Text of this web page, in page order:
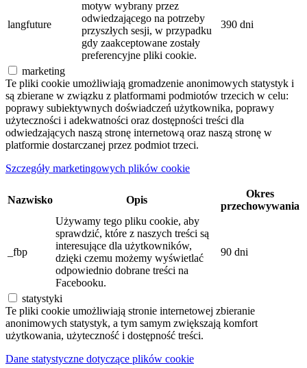
langfuture
motyw wybrany przez
odwiedzającego na potrzeby
przyszłych sesji, w przypadku
gdy zaakceptowane zostały
preferencyjne pliki cookie.
390 dni
marketing
Te pliki cookie umożliwiają gromadzenie anonimowych statystyk i
są zbierane w związku z platformami podmiotów trzecich w celu:
poprawy subiektywnych doświadczeń użytkownika, poprawy
użyteczności i adekwatności oraz dostępności treści dla
odwiedzających naszą stronę internetową oraz naszą stronę w
platformie dostarczanej przez podmiot trzeci.
Szczegóły marketingowych plików cookie
Nazwisko Opis
Okres
przechowywania
_fbp
Używamy tego pliku cookie, aby
sprawdzić, które z naszych treści są
interesujące dla użytkowników,
dzięki czemu możemy wyświetlać
odpowiednio dobrane treści na
Facebooku.
90 dni
statystyki
Te pliki cookie umożliwiają stronie internetowej zbieranie
anonimowych statystyk, a tym samym zwiększają komfort
użytkowania, użyteczność i dostępność treści.
Dane statystyczne dotyczące plików cookie